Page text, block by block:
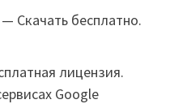
Скачать бесплатно.
лицензия.
Google